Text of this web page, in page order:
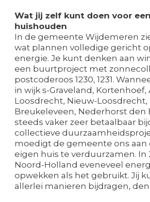
Wat jij zelf kunt doen voor
huishouden
In de gemeente Wijdemeren
wat plannen volledige gericht
energie. Je kunt denken aan
een buurtproject met
postcoderoos 1230, 1231.
in wijk s-Graveland, Kortenhoef,
Loosdrecht, Nieuw-Loosdrecht,
Breukeleveen, Nederhorst den
steeds vaker zeer betaalbaar
collectieve
moedigt de gemeente ons aan
eigen huis te verduurzamen. In
Noord-Holland eveneveel
opwekken als het gebruikt. Jij
allerlei manieren bijdragen,